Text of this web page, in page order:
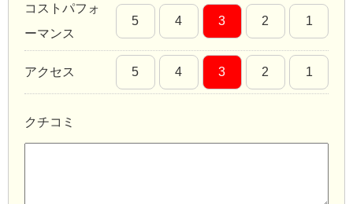
コストパフォ
ーマンス
5 4 3 2 1
アクセス 5 4 3 2 1
クチコミ